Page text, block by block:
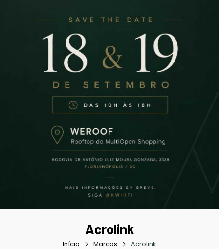
Acrolink
Início Marcas Acrolink